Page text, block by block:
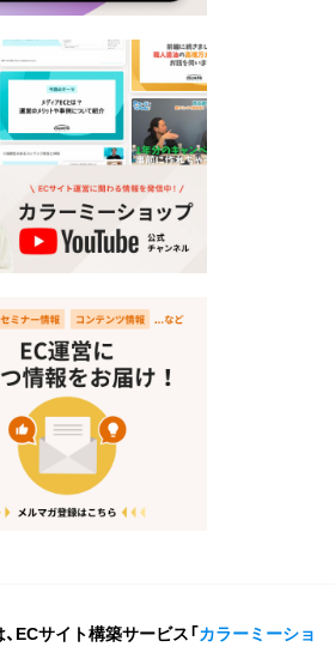
、ECサイト構築サービス「カラーミーショ